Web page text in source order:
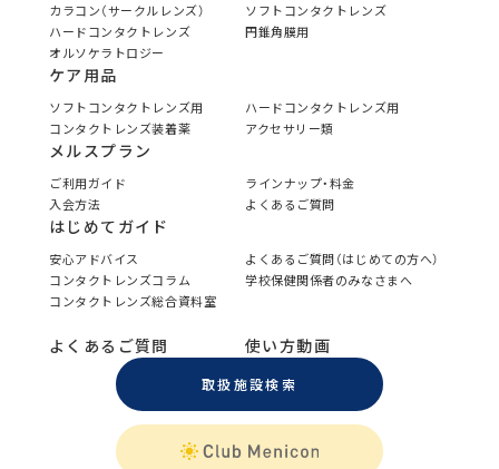
カラコン（サークルレンズ）
ソフトコンタクトレンズ
ハードコンタクトレンズ
円錐角膜用
オルソケラトロジー
ケア用品
ソフトコンタクトレンズ用
ハードコンタクトレンズ用
コンタクトレンズ装着薬
アクセサリー類
メルスプラン
ご利用ガイド
ラインナップ・料金
入会方法
よくあるご質問
はじめてガイド
安心アドバイス
よくあるご質問（はじめての方へ）
コンタクトレンズコラム
学校保健関係者のみなさまへ
コンタクトレンズ総合資料室
よくあるご質問 使い方動画
取扱施設検索